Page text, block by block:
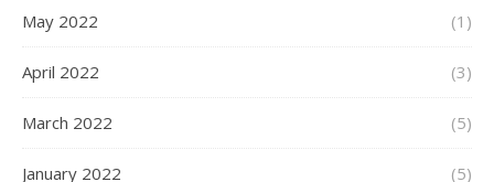
May 2022 (1)
April 2022 (3)
March 2022 (5)
January 2022 (5)